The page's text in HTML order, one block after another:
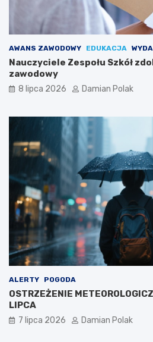
AWANS ZAWODOWY EDUKACJA
Nauczyciele Zespołu Szkół
zawodowy
8 lipca 2026 Damian Polak
ALERTY POGODA
OSTRZEŻENIE
LIPCA
7 lipca 2026 Damian Polak